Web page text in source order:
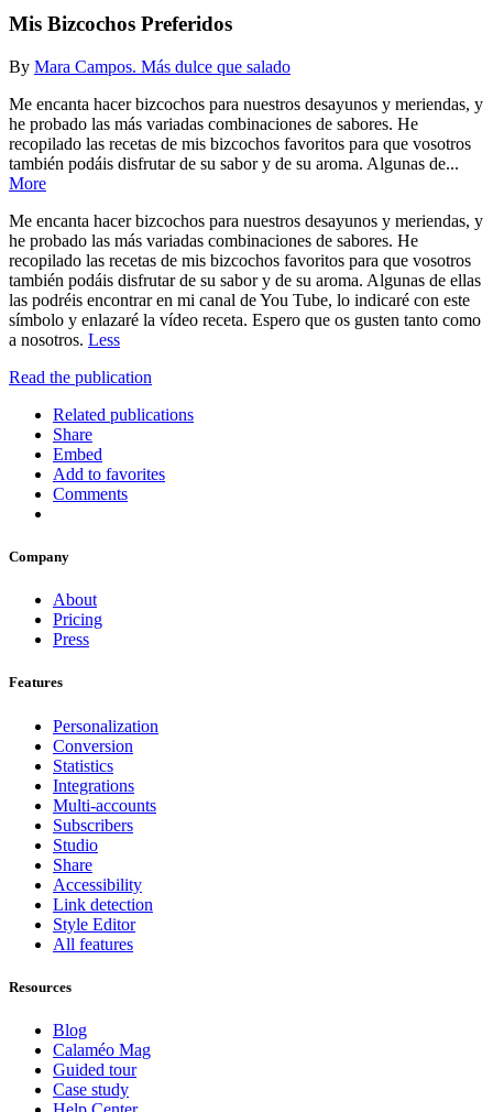
Mis Bizcochos Preferidos
By Mara Campos. Más dulce que salado
Me encanta hacer bizcochos para nuestros desayunos y meriendas, y
he probado las más variadas combinaciones de sabores. He
recopilado las recetas de mis bizcochos favoritos para que vosotros
también podáis disfrutar de su sabor y de su aroma. Algunas de...
More
Me encanta hacer bizcochos para nuestros desayunos y meriendas, y
he probado las más variadas combinaciones de sabores. He
recopilado las recetas de mis bizcochos favoritos para que vosotros
también podáis disfrutar de su sabor y de su aroma. Algunas de ellas
las podréis encontrar en mi canal de You Tube, lo indicaré con este
símbolo y enlazaré la vídeo receta. Espero que os gusten tanto como
a nosotros. Less
Read the publication
Related publications
Share
Embed
Add to favorites
Comments
Company
About
Pricing
Press
Features
Personalization
Conversion
Statistics
Integrations
Multi-accounts
Subscribers
Studio
Share
Accessibility
Link detection
Style Editor
All features
Resources
Blog
Calaméo Mag
Guided tour
Case study